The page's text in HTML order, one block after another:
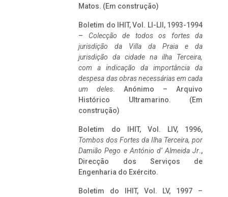
Matos. (Em construção)
Boletim do IHIT, Vol. LI-LII, 1993-1994
– Colecção de todos os fortes da
jurisdição da Villa da Praia e da
jurisdição da cidade na ilha Terceira,
com a indicação da importância da
despesa das obras necessárias em cada
um deles. Anónimo – Arquivo
Histórico Ultramarino. (Em
construção)
Boletim do IHIT, Vol. LIV, 1996,
Tombos dos Fortes da Ilha Terceira, por
Damião Pego e António d’ Almeida Jr.,
Direcção dos Serviços de
Engenharia do Exército.
Boletim do IHIT, Vol. LV, 1997 –